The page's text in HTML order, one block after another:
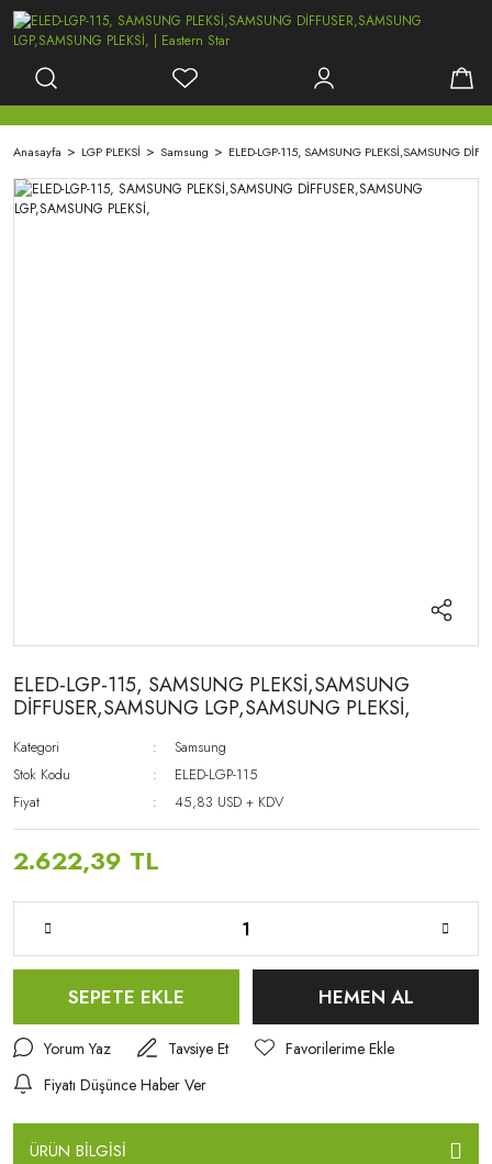
Anasayfa LGP PLEKSİ Samsung ELED-LGP-115, SAMSUNG PLEKSİ,SAMSUNG
ELED-LGP-115, SAMSUNG PLEKSİ,SAMSUNG
DİFFUSER,SAMSUNG LGP,SAMSUNG PLEKSİ,
Kategori
Samsung
Stok Kodu
ELED-LGP-115
Fiyat
45,83 USD + KDV
2.622,39 TL
SEPETE EKLE HEMEN AL
Yorum Yaz
Tavsiye Et
Fiyatı Düşünce Haber Ver
ÜRÜN BİLGİSİ